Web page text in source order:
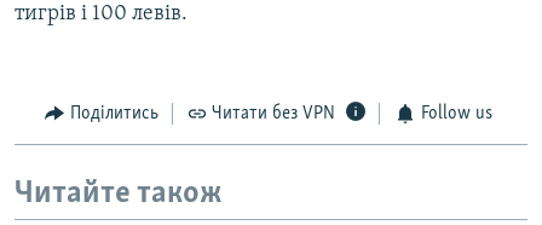
тигрів і 100 левів.
Поділитись Читати без VPN Follow us
Читайте також